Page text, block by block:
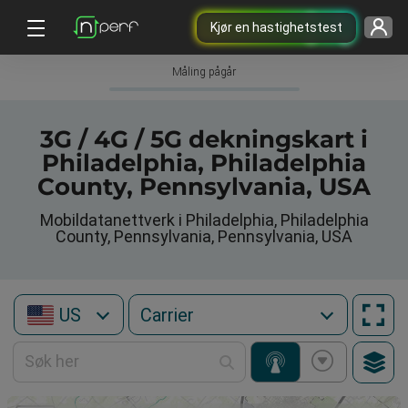
Kjør en hastighetstest
Måling pågår
3G / 4G / 5G dekningskart i
Philadelphia, Philadelphia
County, Pennsylvania, USA
Mobildatanettverk i Philadelphia, Philadelphia
County, Pennsylvania, Pennsylvania, USA
US